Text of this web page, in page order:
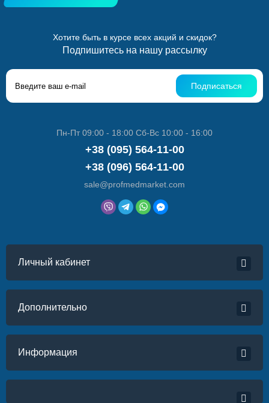
Хотите быть в курсе всех акций и скидок?
Подпишитесь на нашу рассылку
Подписаться
Пн-Пт 09:00 - 18:00 Сб-Вс 10:00 - 16:00
+38 (095) 564-11-00
+38 (096) 564-11-00
sale@profmedmarket.com
Личный кабинет
Дополнительно
Информация